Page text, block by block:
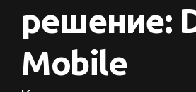
решение:
Mobile